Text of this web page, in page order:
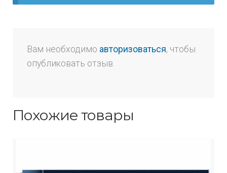
Вам необходимо авторизоваться, чтобы
опубликовать отзыв.
Похожие товары